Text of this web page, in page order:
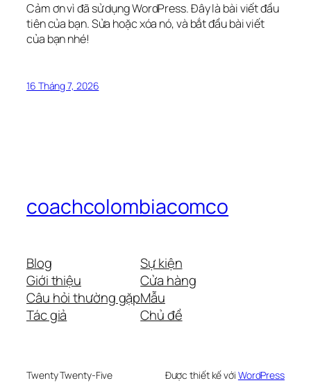
Cảm ơn vì đã sử dụng WordPress. Đây là bài viết đầu
tiên của bạn. Sửa hoặc xóa nó, và bắt đầu bài viết
của bạn nhé!
16 Tháng 7, 2026
coachcolombiacomco
Blog
Giới thiệu
Câu hỏi thường gặp
Tác giả
Sự kiện
Cửa hàng
Mẫu
Chủ đề
Twenty Twenty-Five Được thiết kế với WordPress